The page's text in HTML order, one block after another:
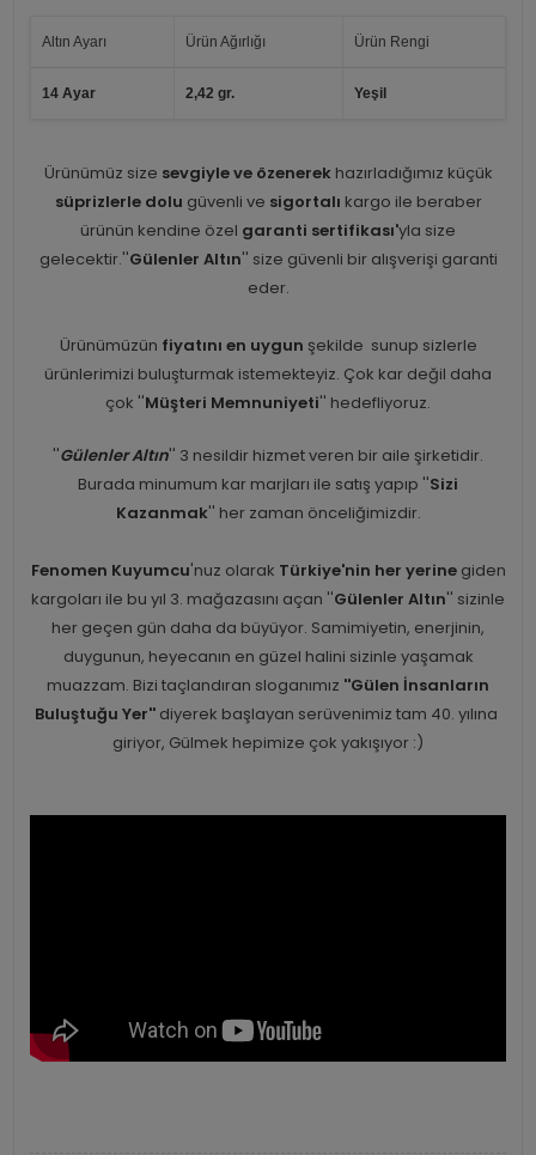
Altın Ayarı Ürün Ağırlığı Ürün Rengi
14 Ayar 2,42 gr. Yeşil
Ürünümüz size sevgiyle ve özenerekhazırladığımız küçük
süprizlerle dolu güvenli ve sigortalı kargo ile beraber
ürünün kendine özel garanti sertifikası'yla size
gelecektir.''Gülenler Altın'' size güvenli bir alışverişi garanti
eder.
Ürünümüzün fiyatını en uygun şekilde sunup sizlerle
ürünlerimizi buluşturmak istemekteyiz. Çok kar değil daha
çok ''Müşteri Memnuniyeti'' hedefliyoruz.
''Gülenler Altın'' 3 nesildir hizmet veren bir aile şirketidir.
Burada minumum kar marjları ile satış yapıp ''Sizi
Kazanmak'' her zaman önceliğimizdir.
Fenomen Kuyumcu'nuz olarak Türkiye'nin her yerinegiden
kargoları ile bu yıl 3. mağazasını açan ''Gülenler Altın'' sizinle
her geçen gün daha da büyüyor. Samimiyetin, enerjinin,
duygunun, heyecanın en güzel halini sizinle yaşamak
muazzam. Bizi taçlandıran sloganımız ''Gülen İnsanların
Buluştuğu Yer'' diyerek başlayan serüvenimiz tam 40. yılına
giriyor, Gülmek hepimize çok yakışıyor :)